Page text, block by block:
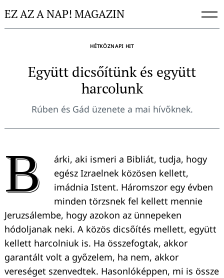
toEZ AZ A NAP! MAGAZIN
HÉTKÖZNAPI HIT
Együtt dicsőítünk és együtt
harcolunk
Rúben és Gád üzenete a mai hívőknek.
B
árki, aki ismeri a Bibliát, tudja, hogy
egész Izraelnek közösen kellett,
imádnia Istent. Háromszor egy évben
minden törzsnek fel kellett mennie
Jeruzsálembe, hogy azokon az ünnepeken
hódoljanak neki. A közös dicsőítés mellett, együtt
kellett harcolniuk is. Ha összefogtak, akkor
garantált volt a győzelem, ha nem, akkor
vereséget szenvedtek. Hasonlóképpen, mi is össze